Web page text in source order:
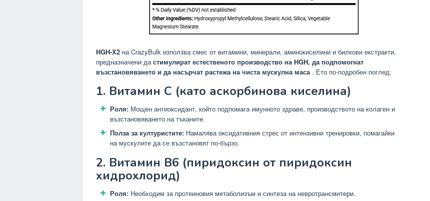
HGH-X2 на CrazyBulk използва смес от витамини, минерали, аминокиселини и билкови екстракти,
предназначени дастимулират естественото производство на HGH, да подпомогнат
възстановяването и да насърчат растежа на чиста мускулна маса. Ето по-подробен поглед:
1. Витамин C (като аскорбинова киселина)
Роля: Мощен антиоксидант, който подпомага имунното здраве, производството на колаген и
възстановяването на тъканите.
Полза за културистите: Намалява оксидативния стрес от интензивни тренировки, помагайки
на мускулите да се възстановят по-бързо.
2. Витамин B6 (пиридоксин от пиридоксин
хидрохлорид)
Роля: Необходим за протеиновия метаболизъм и синтеза на невротрансмитери.